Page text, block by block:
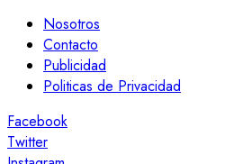
Nosotros
Contacto
Publicidad
Politicas de Privacidad
Facebook
Twitter